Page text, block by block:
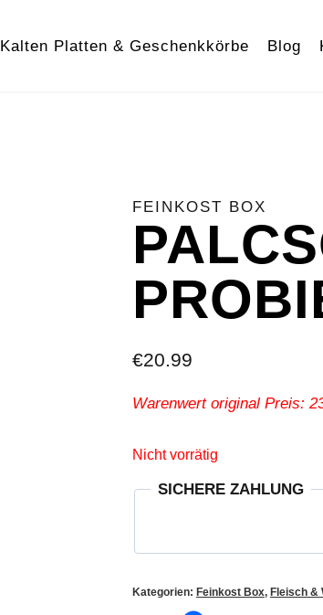
Kalten Platten & Geschenkkörbe Blog
FEINKOST BOX
€20.99
Warenwert original Preis:
Nicht vorrätig
SICHERE ZAHLUNG
Kategorien: Feinkost Box, Fleisch &